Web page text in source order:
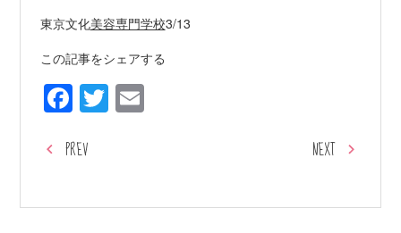
東京文化美容専門学校3/13
この記事をシェアする
Facebook
Twitter
Email
PREV NEXT